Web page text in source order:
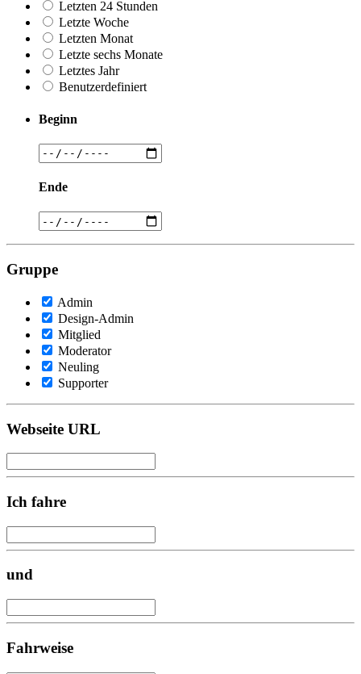
Letzten 24 Stunden
Letzte Woche
Letzten Monat
Letzte sechs Monate
Letztes Jahr
Benutzerdefiniert
Beginn
Ende
Gruppe
Admin
Design-Admin
Mitglied
Moderator
Neuling
Supporter
Webseite URL
Ich fahre
und
Fahrweise